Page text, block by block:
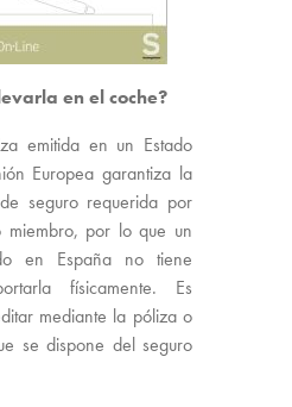
en el coche?
emitida en un Estado
Europea garantiza la
seguro requerida por
miembro, por lo que un
en España no tiene
físicamente. Es
mediante la póliza o
se dispone del seguro